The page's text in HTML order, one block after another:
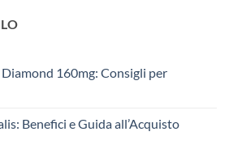
160mg: Consigli per
Benefici e Guida all’Acquisto